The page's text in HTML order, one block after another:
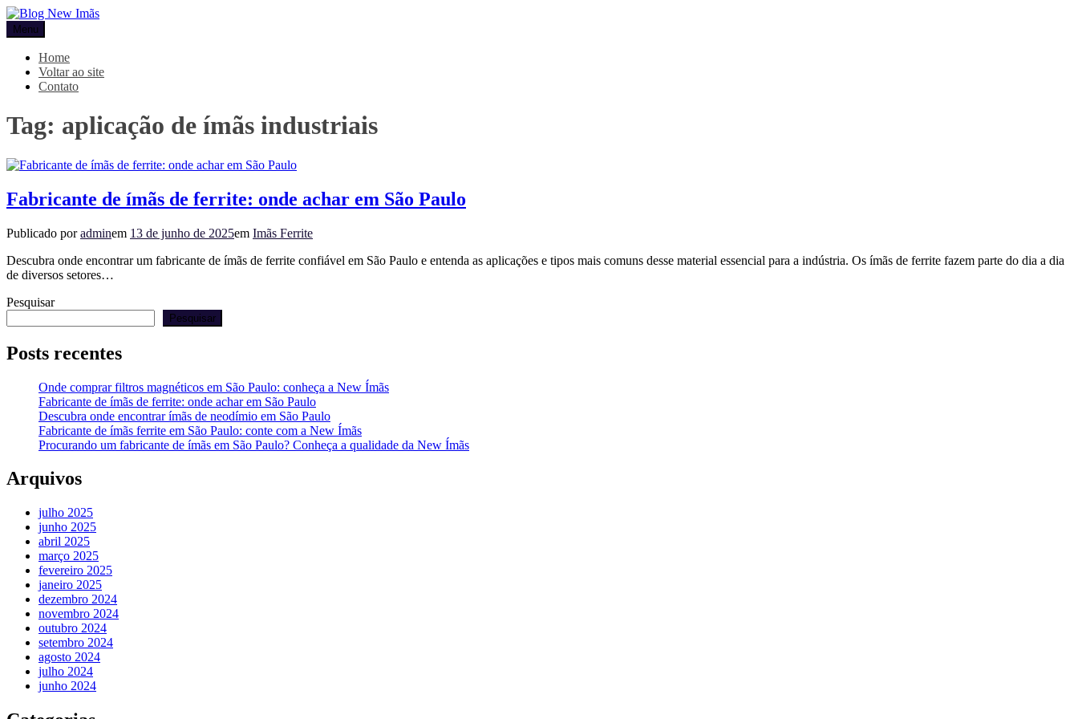
Pular
para
o
conteúdo
Blog New Imãs
Menu
Home
Voltar ao site
Contato
Tag: aplicação de ímãs industriais
Fabricante de ímãs de ferrite: onde achar em São Paulo
Publicado poradminem 13 de junho de 2025em Imãs Ferrite
Descubra onde encontrar um fabricante de ímãs de ferrite confiável em São Paulo e entenda as aplicações e tipos mais comuns desse material essencial para a indústria. Os ímãs de ferrite fazem parte do dia a dia
de diversos setores…
Pesquisar
Pesquisar
Posts recentes
Onde comprar filtros magnéticos em São Paulo: conheça a New Ímãs
Fabricante de ímãs de ferrite: onde achar em São Paulo
Descubra onde encontrar ímãs de neodímio em São Paulo
Fabricante de ímãs ferrite em São Paulo: conte com a New Ímãs
Procurando um fabricante de ímãs em São Paulo? Conheça a qualidade da New Ímãs
Arquivos
julho 2025
junho 2025
abril 2025
março 2025
fevereiro 2025
janeiro 2025
dezembro 2024
novembro 2024
outubro 2024
setembro 2024
agosto 2024
julho 2024
junho 2024